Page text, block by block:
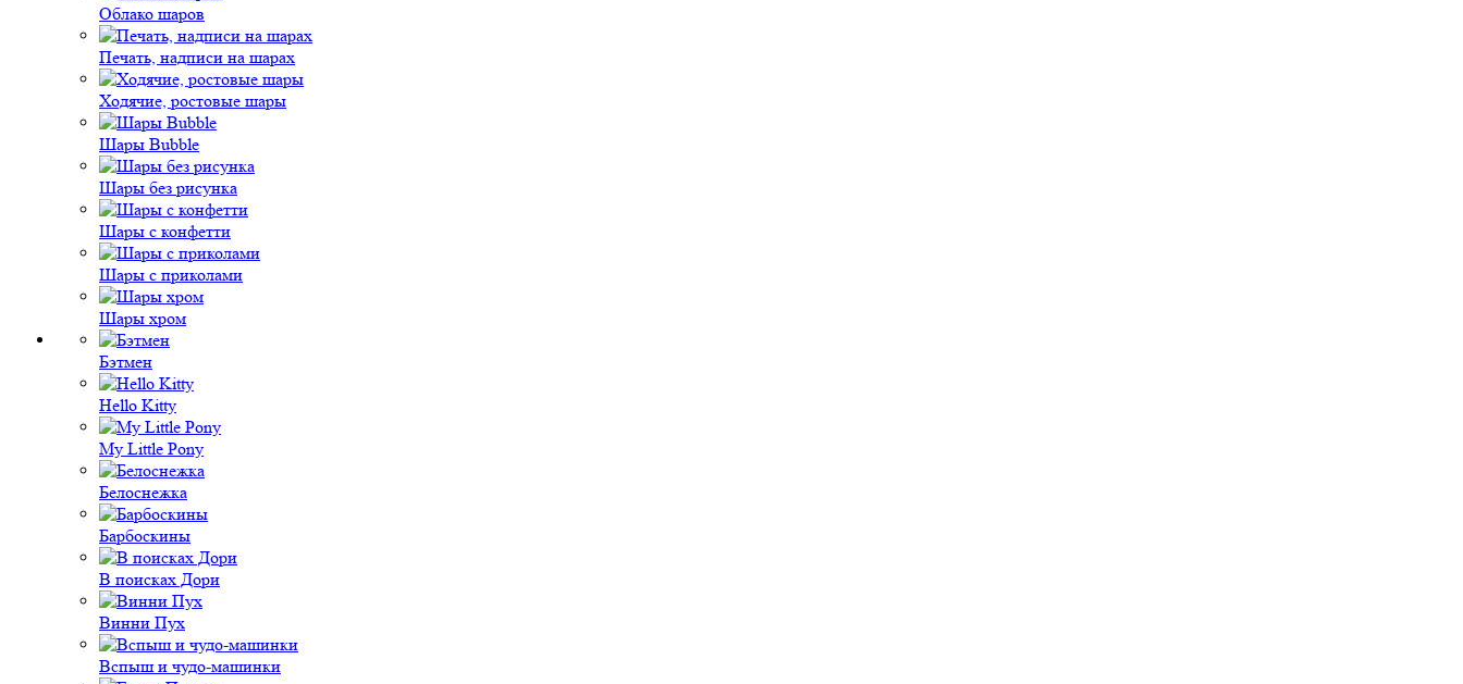
Облако шаров
Печать, надписи на шарах
Ходячие, ростовые шары
Шары Bubble
Шары без рисунка
Шары с конфетти
Шары с приколами
Шары хром
Бэтмен
Hello Kitty
My Little Pony
Белоснежка
Барбоскины
В поисках Дори
Винни Пух
Вспыш и чудо-машинки